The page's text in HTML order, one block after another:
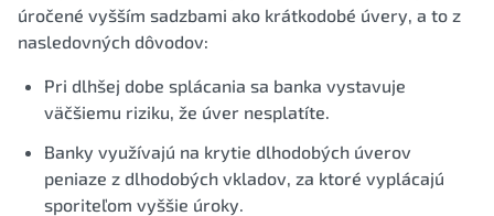
úročené vyšším sadzbami ako krátkodobé úvery, a to z
nasledovných dôvodov:
Pri dlhšej dobe splácania sa banka vystavuje
väčšiemu riziku, že úver nesplatíte.
Banky využívajú na krytie dlhodobých úverov
peniaze z dlhodobých vkladov, za ktoré vyplácajú
sporiteľom vyššie úroky.